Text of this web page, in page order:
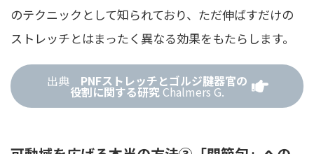
のテクニックとして知られており、ただ伸ばすだけの
ストレッチとはまったく異なる効果をもたらします。
出典 PNFストレッチとゴルジ腱器官の
役割に関する研究Chalmers G.